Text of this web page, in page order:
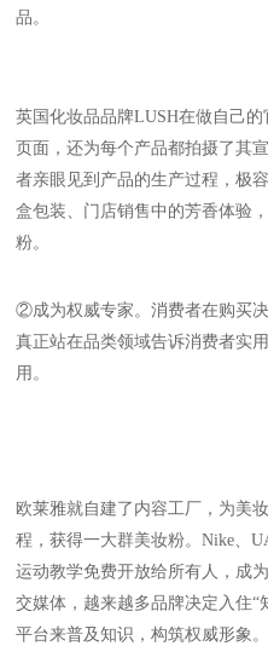
品。
英国化妆品品牌LUSH在做自己
页面，还为每个产品都拍摄了其
者亲眼见到产品的生产过程，极
盒包装、门店销售中的芳香体验
粉。
②成为权威专家。消费者在购买
真正站在品类领域告诉消费者实
用。
欧莱雅就自建了内容工厂，为美
程，获得一大群美妆粉。Nike、
运动教学免费开放给所有人，成
交媒体，越来越多品牌决定入住
平台来普及知识，构筑权威形象。